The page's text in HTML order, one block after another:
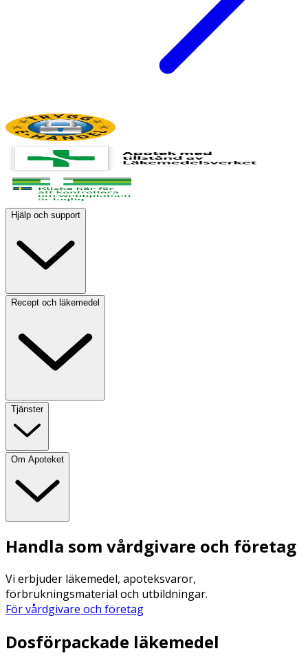
Hjälp och support
Recept och läkemedel
Tjänster
Om Apoteket
Handla som vårdgivare och företag
Vi erbjuder läkemedel, apoteksvaror,
förbrukningsmaterial och utbildningar.
För vårdgivare och företag
Dosförpackade läkemedel